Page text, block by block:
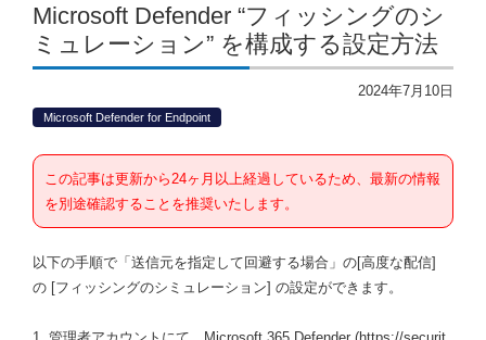
Microsoft Defender “フィッシングのシ
ミュレーション” を構成する設定方法
2024年7月10日
Microsoft Defender for Endpoint
この記事は更新から24ヶ月以上経過しているため、最新の情報
を別途確認することを推奨いたします。
以下の手順で「送信元を指定して回避する場合」の[高度な配信]
の [フィッシングのシミュレーション] の設定ができます。